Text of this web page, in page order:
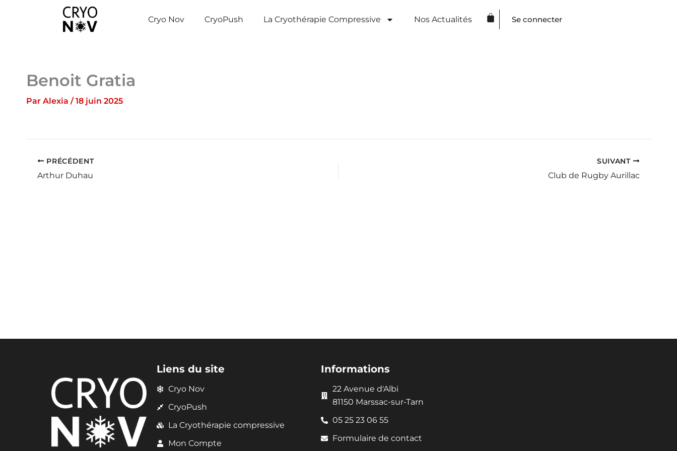
Cryo Nov CryoPush La Cryothérapie Compressive​ Nos Actualités PanierSe connecter
Benoit Gratia
Par Alexia / 18 juin 2025
PRÉCÉDENT
Arthur Duhau
SUIVANT
Club de Rugby Aurillac
Liens du site
Cryo Nov
CryoPush
La Cryothérapie compressive
Mon Compte
Informations
22 Avenue d'Albi
81150 Marssac-sur-Tarn
05 25 23 06 55
Formulaire de contact